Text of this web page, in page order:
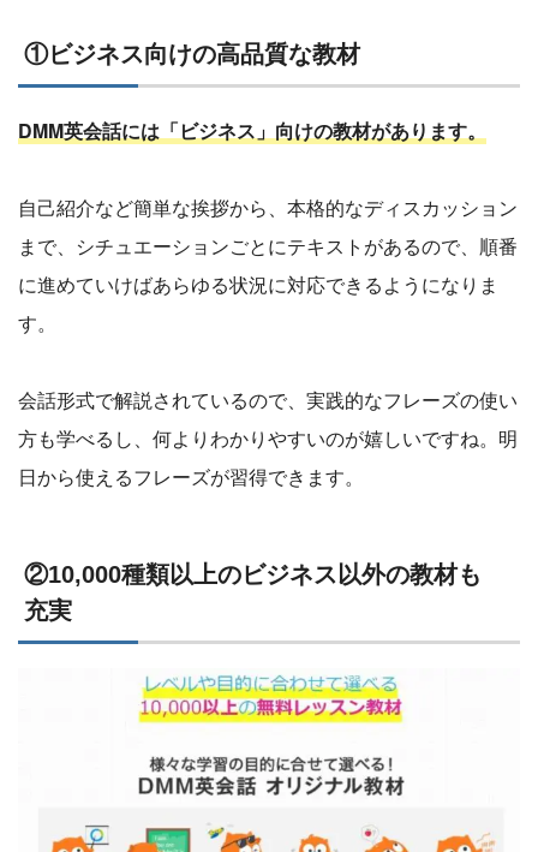
①ビジネス向けの高品質な教材
DMM英会話には「ビジネス」向けの教材があります。
自己紹介など簡単な挨拶から、本格的なディスカッション
まで、シチュエーションごとにテキストがあるので、順番
に進めていけばあらゆる状況に対応できるようになりま
す。
会話形式で解説されているので、実践的なフレーズの使い
方も学べるし、何よりわかりやすいのが嬉しいですね。明
日から使えるフレーズが習得できます。
②10,000種類以上のビジネス以外の教材も
充実